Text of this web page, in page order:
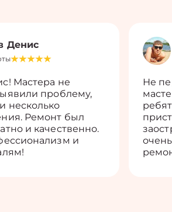
Денис
Мастера не
проблему,
несколько
Ремонт был
и качественно.
и
Не